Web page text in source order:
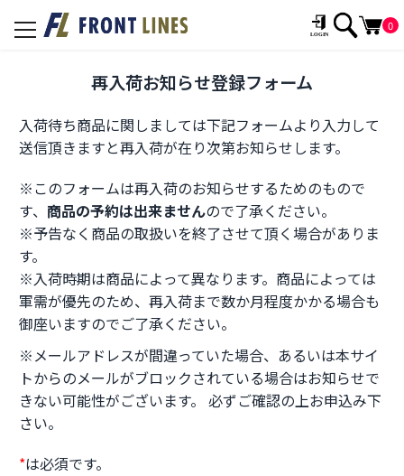
toggle
0
再入荷お知らせ登録フォーム
入荷待ち商品に関しましては下記フォームより入力して
送信頂きますと再入荷が在り次第お知らせします。
※このフォームは再入荷のお知らせするためのもので
す、 商品の予約は出来ませんので了承ください。
※予告なく商品の取扱いを終了させて頂く場合がありま
す。
※入荷時期は商品によって異なります。商品によっては
軍需が優先のため、再入荷まで数か月程度かかる場合も
御座いますのでご了承ください。
※メールアドレスが間違っていた場合、あるいは本サイ
トからのメールがブロックされている場合はお知らせで
きない可能性がございます。 必ずご確認の上お申込み下
さい。
*は必須です。